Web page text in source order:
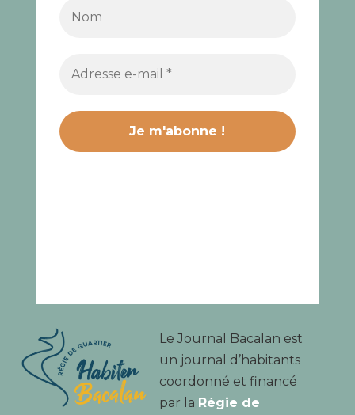
Le Journal Bacalan est
un journal d’habitants
coordonné et financé
par la Régie de